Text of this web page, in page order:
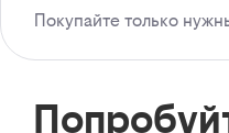
Покупайте только